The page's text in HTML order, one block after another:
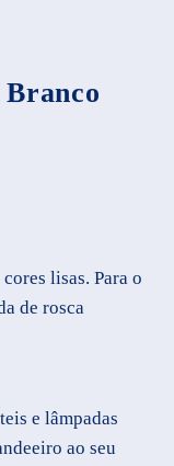
lisas. Para o
de rosca
e lâmpadas
ao seu